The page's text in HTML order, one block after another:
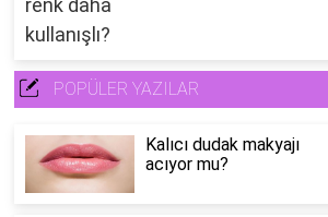
POPÜLER YAZILAR
Kalıcı dudak makyajı
acıyor mu?